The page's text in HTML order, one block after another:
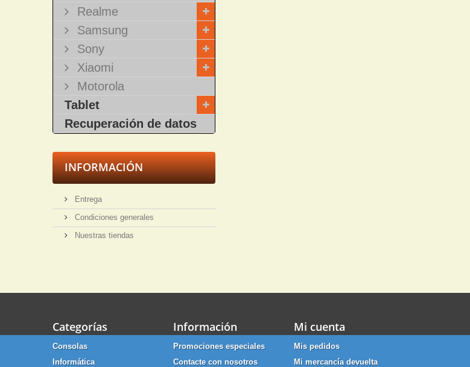
Realme
Samsung
Sony
Xiaomi
Motorola
Tablet
Recuperación de datos
INFORMACIÓN
Entrega
Condiciones generales
Nuestras tiendas
Categorías
Consolas
Informática
Información
Promociones especiales
Contacte con nosotros
Mi cuenta
Mis pedidos
Mi mercancía devuelta